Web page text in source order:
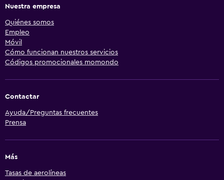
Nuestra empresa
Quiénes somos
Empleo
Móvil
Cómo funcionan nuestros servicios
Códigos promocionales momondo
Contactar
Ayuda/Preguntas frecuentes
Prensa
Más
Tasas de aerolíneas